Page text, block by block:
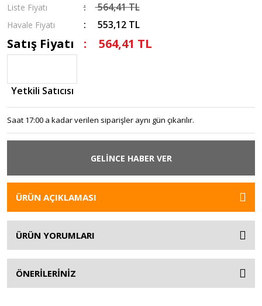
Liste Fiyatı 564,41 TL
Havale Fiyatı 553,12 TL
Satış Fiyatı 564,41 TL
Yetkili Satıcısı
Saat 17:00 a kadar verilen siparişler aynı gün çıkarılır.
GELİNCE HABER VER
ÜRÜN AÇIKLAMASI
ÜRÜN YORUMLARI
ÖNERİLERİNİZ